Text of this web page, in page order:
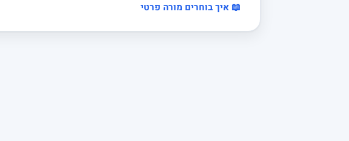
📖 איך בוחרים מורה פרטי